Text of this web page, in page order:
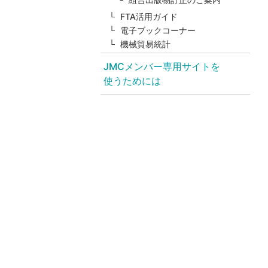
FTA活用ガイド
電子ブックコーナー
機械貿易統計
JMCメンバー専用サイトを
使うためには